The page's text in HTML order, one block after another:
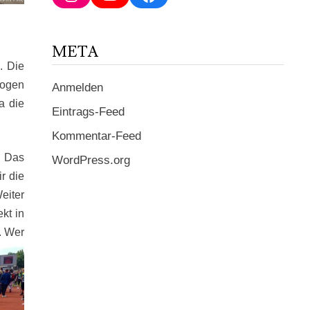
Die
die
die
in
Wer
ein ...
META
Anmelden
Eintrags-Feed
Kommentar-Feed
WordPress.org